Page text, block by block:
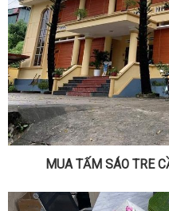
MUA TẤM SÁO TRE